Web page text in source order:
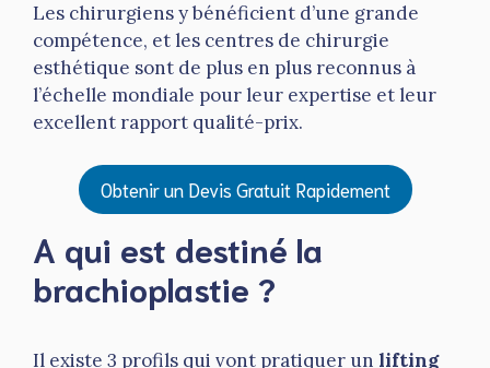
Les chirurgiens y bénéficient d’une grande
compétence, et les centres de chirurgie
esthétique sont de plus en plus reconnus à
l’échelle mondiale pour leur expertise et leur
excellent rapport qualité-prix.
Obtenir un Devis Gratuit Rapidement
A qui est destiné la
brachioplastie ?
Il existe 3 profils qui vont pratiquer un lifting